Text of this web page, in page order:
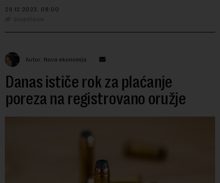
29.12.2023. 08:00
Saopštenje
Autor: Nova ekonomija
Danas ističe rok za plaćanje
poreza na registrovano oružje